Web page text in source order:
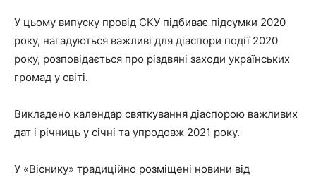
У цьому випуску провід СКУ підбиває підсумки 2020
року, нагадуються важливі для діаспори події 2020
року, розповідається про різдвяні заходи українських
громад у світі.
Викладено календар святкування діаспорою важливих
дат і річниць у січні та упродовж 2021 року.
У «Віснику» традиційно розміщені новини від